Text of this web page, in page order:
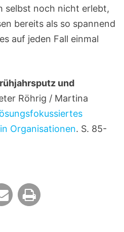
selbst noch nicht erlebt,
bereits als so spannend
auf jeden Fall einmal
und
Röhrig / Martina
Organisationen. S. 85-